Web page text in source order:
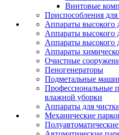
Винтовые
Приспособления
Аппараты высокого
Аппараты высокого
Аппараты высокого
Аппараты
Очистные
Пеногенераторы
Подметальные
Профессиональные
влажной уборки
Аппараты для
Механические